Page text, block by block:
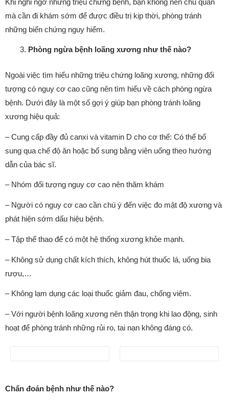
mà cần đi khám sớm để được điều trị kịp thời, phòng tránh
những biến chứng nguy hiểm.
Phòng ngừa bệnh loãng xương như thế nào?
Ngoài việc tìm hiểu những triệu chứng loãng xương, những đối
tượng có nguy cơ cao cũng nên tìm hiểu về cách phòng ngừa
bệnh. Dưới đây là một số gợi ý giúp bạn phòng tránh loãng
xương hiệu quả:
– Cung cấp đầy đủ canxi và vitamin D cho cơ thể: Có thể bổ
sung qua chế độ ăn hoặc bổ sung bằng viên uống theo hướng
dẫn của bác sĩ.
– Nhóm đối tượng nguy cơ cao nên thăm khám
– Người có nguy cơ cao cần chú ý đến việc đo mật độ xương và
phát hiện sớm dấu hiệu bệnh.
– Tập thể thao để có một hệ thống xương khỏe mạnh.
– Không sử dụng chất kích thích, không hút thuốc lá, uống bia
rượu,…
– Không lạm dụng các loại thuốc giảm đau, chống viêm.
– Với người bệnh loãng xương nên thận trọng khi lao động, sinh
hoạt để phòng tránh những rủi ro, tai nạn không đáng có.
Chẩn đoán bệnh như thế nào?